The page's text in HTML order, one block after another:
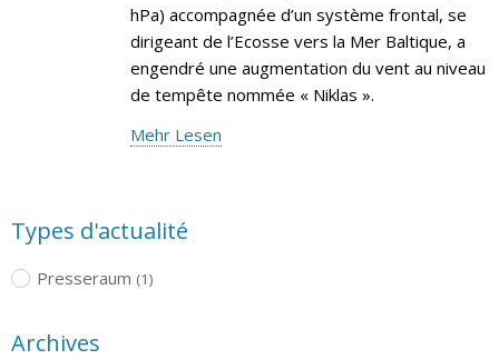
hPa) accompagnée d’un système frontal, se
dirigeant de l’Ecosse vers la Mer Baltique, a
engendré une augmentation du vent au niveau
de tempête nommée « Niklas ».
Mehr Lesen
Types d'actualité
Presseraum (1)
Archives